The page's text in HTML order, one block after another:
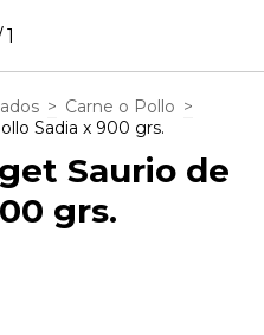
1
> Carne o Pollo >
Sadia x 900 grs.
Saurio de
grs.